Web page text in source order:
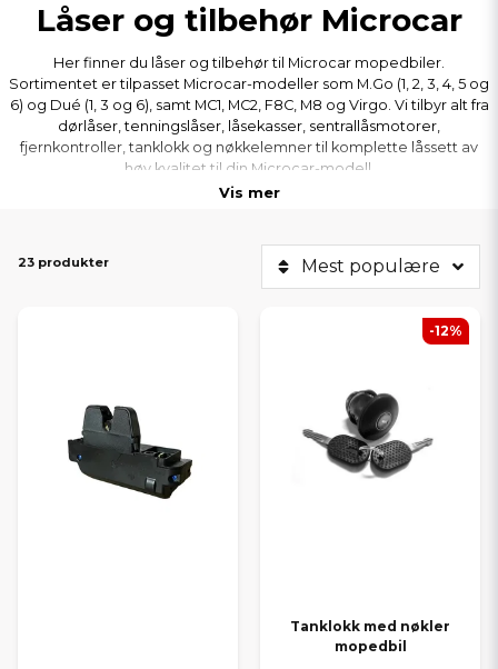
Låser og tilbehør Microcar
Her finner du låser og tilbehør til Microcar mopedbiler.
Sortimentet er tilpasset Microcar-modeller som M.Go (1, 2, 3, 4, 5 og
6) og Dué (1, 3 og 6), samt MC1, MC2, F8C, M8 og Virgo. Vi tilbyr alt fra
dørlåser, tenningslåser, låsekasser, sentrallåsmotorer,
fjernkontroller, tanklokk og nøkkelemner til komplette låssett av
høy kvalitet til din Microcar-modell.
Vis mer
23 produkter Mest populære
Tanklokk med nøkler
mopedbil
-12%